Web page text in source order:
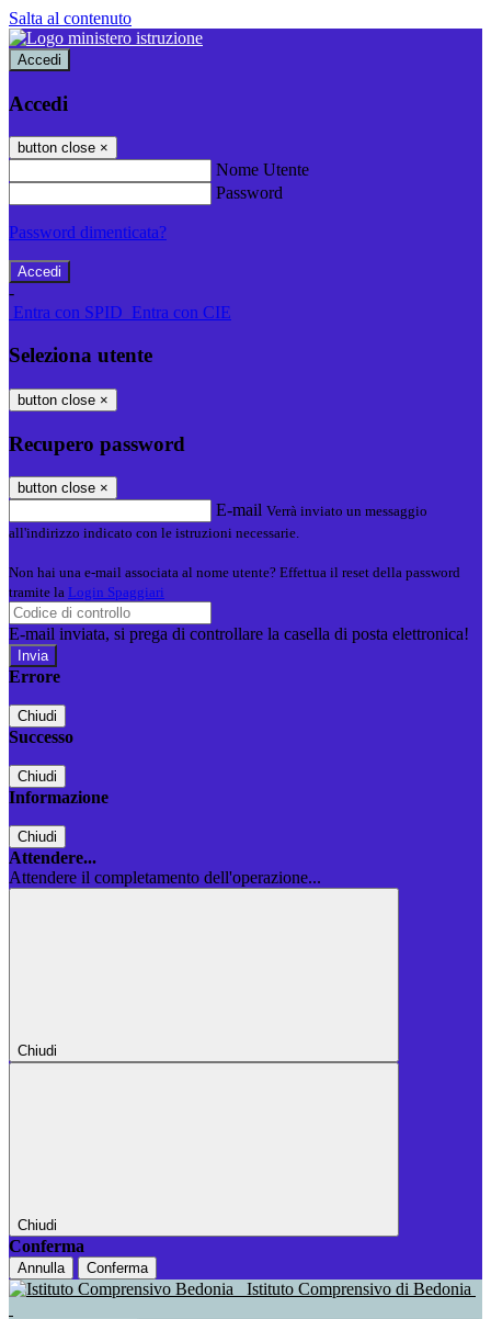
Salta al contenuto
Accedi
Accedi
button close ×
Nome Utente
Password
Password dimenticata?
-
Entra con SPID Entra con CIE
Seleziona utente
button close ×
Recupero password
button close ×
E-mail Verrà inviato un messaggio
all'indirizzo indicato con le istruzioni necessarie.
Non hai una e-mail associata al nome utente? Effettua il reset della password
tramite la Login Spaggiari
E-mail inviata, si prega di controllare la casella di posta elettronica!
Errore
Chiudi
Successo
Chiudi
Informazione
Chiudi
Attendere...
Attendere il completamento dell'operazione...
Chiudi
Chiudi
Conferma
Annulla Conferma
Istituto Comprensivo di Bedonia